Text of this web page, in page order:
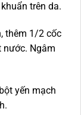
trên da.
thêm 1/2 cốc
nước. Ngâm
yến mạch